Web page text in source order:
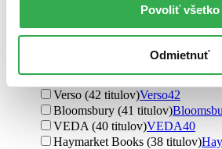
Povoliť všetko
Odmietnuť
Allen Lane (53 titulov)Allen Lane
Polity Press (48 titulov)
Polity Press
Aleš Čeněk (46 titulov)Aleš Čeněk
Argo (42 titulov)Argo42
Verso (42 titulov)Verso42
Bloomsbury (41 titulov)
VEDA (40 titulov)VEDA40
Haymarket Books (38 titulov)